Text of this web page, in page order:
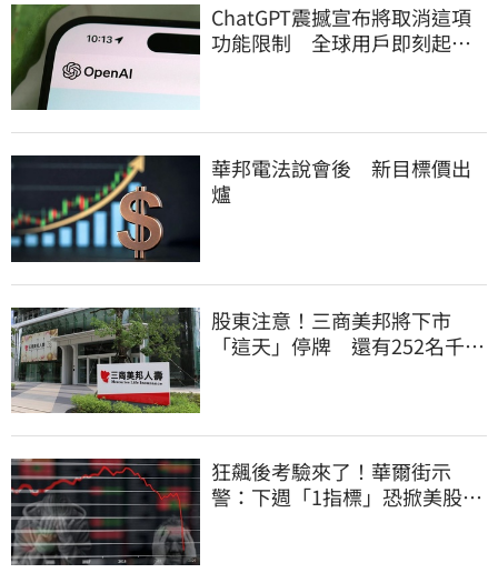
ChatGPT震撼宣布將取消這項
功能限制 全球用戶即刻起
華邦電法說會後 新目標價出
爐
股東注意！三商美邦將下市
「這天」停牌 還有252名千張
狂飆後考驗來了！華爾街示
警：下週「1指標」恐掀美股暴